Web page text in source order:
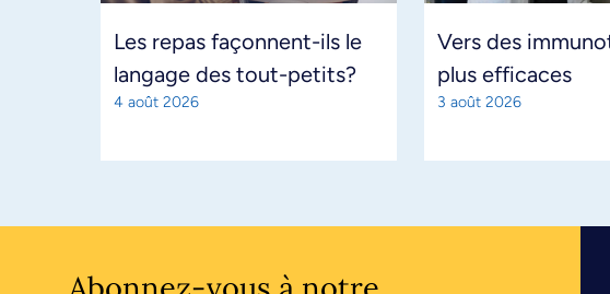
Les repas façonnent-ils le
langage des tout-petits?
4 août 2026
Vers des
plus efficaces
3 août 2026